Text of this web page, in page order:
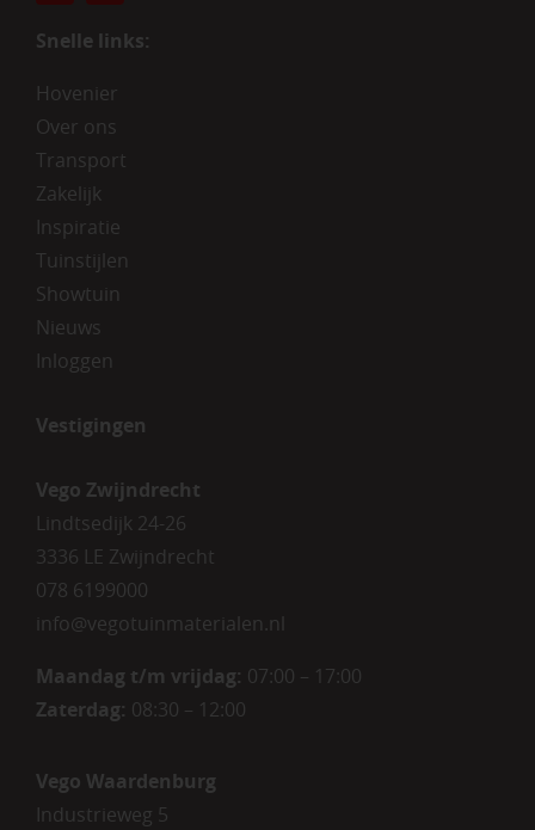
Snelle links:
Hovenier
Over ons
Transport
Zakelijk
Inspiratie
Tuinstijlen
Showtuin
Nieuws
Inloggen
Vestigingen
Vego Zwijndrecht
Lindtsedijk 24-26
3336 LE Zwijndrecht
078 6199000
info@vegotuinmaterialen.nl
Maandag t/m vrijdag: 07:00 – 17:00
Zaterdag: 08:30 – 12:00
Vego Waardenburg
Industrieweg 5